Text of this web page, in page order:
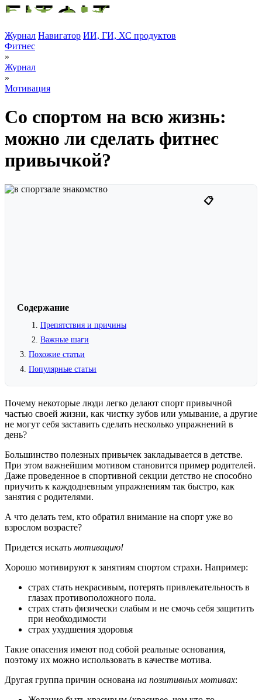
Журнал Навигатор ИИ, ГИ, ХС продуктов
Фитнес
»
Журнал
»
Мотивация
Со спортом на всю жизнь:
можно ли сделать фитнес
привычкой?
📋
Содержание
Препятствия и причины
Важные шаги
Похожие статьи
Популярные статьи
Почему некоторые люди легко делают спорт привычной
частью своей жизни, как чистку зубов или умывание, а другие
не могут себя заставить сделать несколько упражнений в
день?
Большинство полезных привычек закладывается в детстве.
При этом важнейшим мотивом становится пример родителей.
Даже проведенное в спортивной секции детство не способно
приучить к каждодневным упражнениям так быстро, как
занятия с родителями.
А что делать тем, кто обратил внимание на спорт уже во
взрослом возрасте?
Придется искать мотивацию!
Хорошо мотивируют к занятиям спортом страхи. Например:
страх стать некрасивым, потерять привлекательность в
глазах противоположного пола.
страх стать физически слабым и не смочь себя защитить
при необходимости
страх ухудшения здоровья
Такие опасения имеют под собой реальные основания,
поэтому их можно использовать в качестве мотива.
Другая группа причин основана на позитивных мотивах: